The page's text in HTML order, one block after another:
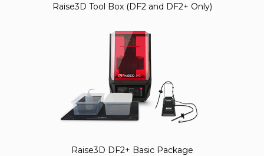
Raise3D Tool Box (DF2 and DF2+ Only)
Raise3D DF2+ Basic Package